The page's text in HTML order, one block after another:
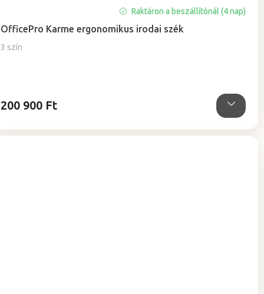
OfficePro Karme ergonomikus irodai szék
3 szín
Raktáron a beszállítónál (4 nap)
200 900 Ft